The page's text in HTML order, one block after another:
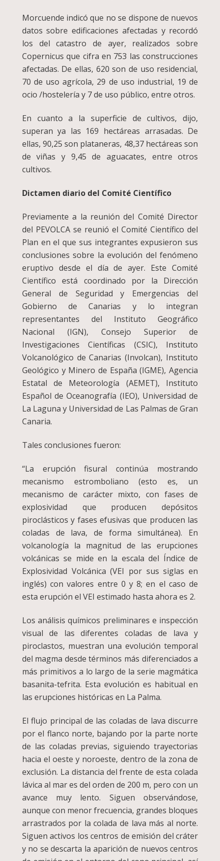
Morcuende indicó que no se dispone de nuevos
datos sobre edificaciones afectadas y recordó
los del catastro de ayer, realizados sobre
Copernicus que cifra en 753 las construcciones
afectadas. De ellas, 620 son de uso residencial,
70 de uso agrícola, 29 de uso industrial, 19 de
ocio /hostelería y 7 de uso público, entre otros.
En cuanto a la superficie de cultivos, dijo,
superan ya las 169 hectáreas arrasadas. De
ellas, 90,25 son plataneras, 48,37 hectáreas son
de viñas y 9,45 de aguacates, entre otros
cultivos.
Dictamen diario del Comité Científico
Previamente a la reunión del Comité Director
del PEVOLCA se reunió el Comité Científico del
Plan en el que sus integrantes expusieron sus
conclusiones sobre la evolución del fenómeno
eruptivo desde el día de ayer. Este Comité
Científico está coordinado por la Dirección
General de Seguridad y Emergencias del
Gobierno de Canarias y lo integran
representantes del Instituto Geográfico
Nacional (IGN), Consejo Superior de
Investigaciones Científicas (CSIC), Instituto
Volcanológico de Canarias (Involcan), Instituto
Geológico y Minero de España (IGME), Agencia
Estatal de Meteorología (AEMET), Instituto
Español de Oceanografía (IEO), Universidad de
La Laguna y Universidad de Las Palmas de Gran
Canaria.
Tales conclusiones fueron:
“La erupción fisural continúa mostrando
mecanismo estromboliano (esto es, un
mecanismo de carácter mixto, con fases de
explosividad que producen depósitos
piroclásticos y fases efusivas que producen las
coladas de lava, de forma simultánea). En
volcanología la magnitud de las erupciones
volcánicas se mide en la escala del Índice de
Explosividad Volcánica (VEI por sus siglas en
inglés) con valores entre 0 y 8; en el caso de
esta erupción el VEI estimado hasta ahora es 2.
Los análisis químicos preliminares e inspección
visual de las diferentes coladas de lava y
piroclastos, muestran una evolución temporal
del magma desde términos más diferenciados a
más primitivos a lo largo de la serie magmática
basanita-tefrita. Esta evolución es habitual en
las erupciones históricas en La Palma.
El flujo principal de las coladas de lava discurre
por el flanco norte, bajando por la parte norte
de las coladas previas, siguiendo trayectorias
hacia el oeste y noroeste, dentro de la zona de
exclusión. La distancia del frente de esta colada
lávica al mar es del orden de 200 m, pero con un
avance muy lento. Siguen observándose,
aunque con menor frecuencia, grandes bloques
arrastrados por la colada de lava más al norte.
Siguen activos los centros de emisión del cráter
y no se descarta la aparición de nuevos centros